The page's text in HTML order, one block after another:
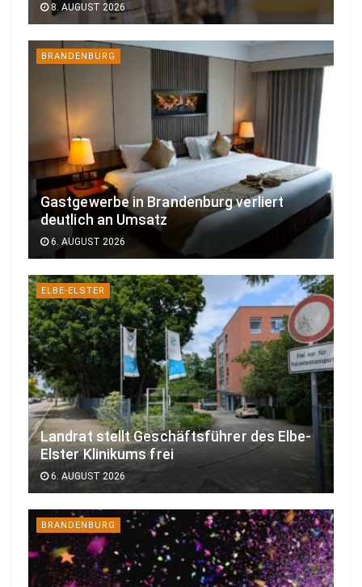
8. AUGUST 2026
BRANDENBURG
Gastgewerbe in Brandenburg verliert
deutlich an Umsatz
6. AUGUST 2026
ELBE-ELSTER
Landrat stellt Geschäftsführer des Elbe-
Elster Klinikums frei
6. AUGUST 2026
BRANDENBURG